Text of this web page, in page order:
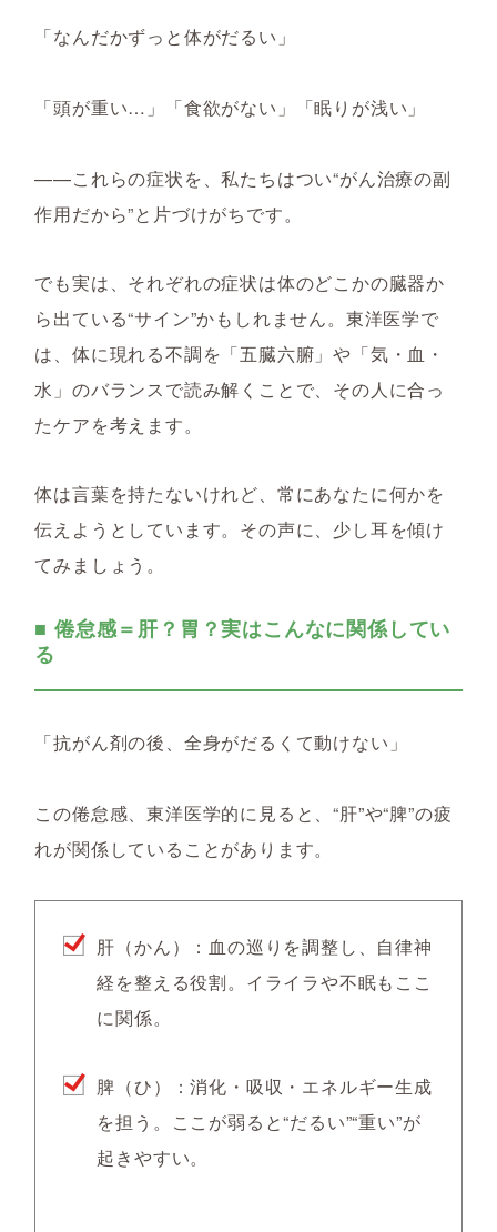
「なんだかずっと体がだるい」
「頭が重い…」「食欲がない」「眠りが浅い」
——これらの症状を、私たちはつい“がん治療の副
作用だから”と片づけがちです。
でも実は、それぞれの症状は体のどこかの臓器か
ら出ている“サイン”かもしれません。東洋医学で
は、体に現れる不調を「五臓六腑」や「気・血・
水」のバランスで読み解くことで、その人に合っ
たケアを考えます。
体は言葉を持たないけれど、常にあなたに何かを
伝えようとしています。その声に、少し耳を傾け
てみましょう。
■ 倦怠感＝肝？胃？実はこんなに関係してい
る
「抗がん剤の後、全身がだるくて動けない」
この倦怠感、東洋医学的に見ると、“肝”や“脾”の疲
れが関係していることがあります。
肝（かん）：血の巡りを調整し、自律神
経を整える役割。イライラや不眠もここ
に関係。
脾（ひ）：消化・吸収・エネルギー生成
を担う。ここが弱ると“だるい”“重い”が
起きやすい。